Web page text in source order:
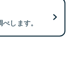
します。